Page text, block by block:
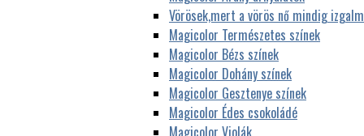
Vörösek,mert a vörös nő mindig
Magicolor Természetes színek
Magicolor Bézs színek
Magicolor Dohány színek
Magicolor Gesztenye színek
Magicolor Édes csokoládé
Magicolor Violák